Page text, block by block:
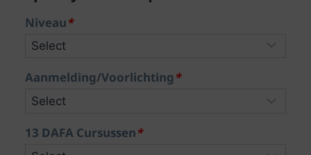
Niveau*
Aanmelding/Voorlichting*
13 DAFA Cursussen*